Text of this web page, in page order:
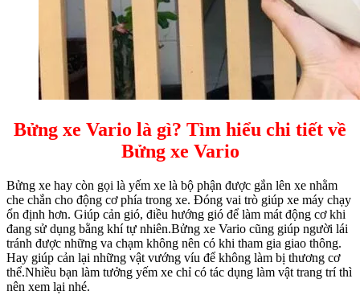
Bửng xe Vario là gì? Tìm hiểu chi tiết về
Bửng xe Vario
Bửng xe hay còn gọi là yếm xe là bộ phận được gắn lên xe nhằm
che chắn cho động cơ phía trong xe. Đóng vai trò giúp xe máy chạy
ổn định hơn. Giúp cản gió, điều hướng gió để làm mát động cơ khi
đang sử dụng bằng khí tự nhiên.Bửng xe Vario cũng giúp người lái
tránh được những va chạm không nên có khi tham gia giao thông.
Hay giúp cản lại những vật vướng víu để không làm bị thương cơ
thể.Nhiều bạn làm tưởng yếm xe chỉ có tác dụng làm vật trang trí thì
nên xem lại nhé.